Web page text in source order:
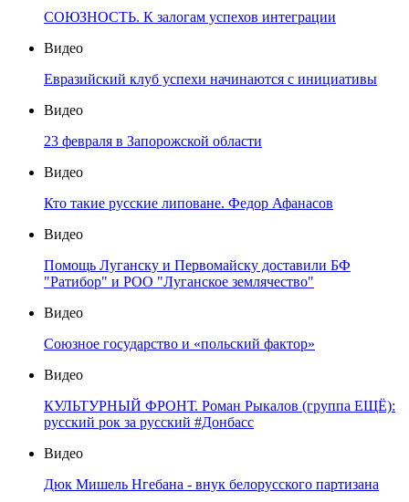
СОЮЗНОСТЬ. К залогам успехов интеграции
Видео
Евразийский клуб успехи начинаются с инициативы
Видео
23 февраля в Запорожской области
Видео
Кто такие русские липоване. Федор Афанасов
Видео
Помощь Луганску и Первомайску доставили БФ
"Ратибор" и РОО "Луганское землячество"
Видео
Союзное государство и «польский фактор»
Видео
КУЛЬТУРНЫЙ ФРОНТ. Роман Рыкалов (группа ЕЩЁ):
русский рок за русский #Донбасс
Видео
Дюк Мишель Нгебана - внук белорусского партизана